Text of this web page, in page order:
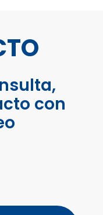
con